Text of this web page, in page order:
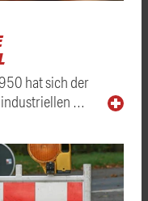
hat sich der
industriellen …